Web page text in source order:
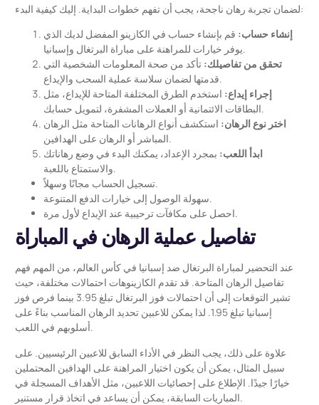
لضمان تجربة رهان ناجحة، يجب أن تفهم خطوات البداية. إليك كيفية البدء:
إنشاء حساب: قم بإنشاء حساب في الكازينو المفضل لديك الذي
يوفر خيارات للمراهنة على مباراة البرتغال وإسبانيا.
تحقق من تفاصيلك: تأكد من صحة المعلومات الشخصية التي
قدمتها لضمان سلاسة عملية السحب والإيداع.
إجراء إيداع: استخدم الطرق المختلفة المتاحة للإيداع، مثل
البطاقات الائتمانية أو العملات المشفرة، لتمويل حسابك.
اختر نوع الرهان: استكشف أنواع الرهانات المتاحة مثل الرهان
المباشر أو الرهان على الهدافين.
ابدأ اللعب: بمجرد الإعداد، يمكنك البدء في وضع رهاناتك
والاستمتاع باللعبة.
تسجيل الحساب مجانًا وسهلاً.
سهولة الوصول إلى خيارات الدفع المتنوعة.
احصل على مكافآت ترحيبية عند الإيداع لأول مرة.
تفاصيل عملية الرهان في المباراة
عند التحضير لمباراة البرتغال ضد إسبانيا في كأس العالم، من المهم فهم
تفاصيل الرهان المتاحة. قد تقدم الكازينوهات احتمالات مختلفة، حيث
تشير التوقعات إلى أن احتمالات فوز البرتغال تبلغ 3.95 بينما فرص فوز
إسبانيا تبلغ 1.95. لذا يمكن للاعبين تحديد الرهان المناسب بناءً على
أسلوبهم في اللعب.
علاوة على ذلك، يجب النظر في الأداء السابق للاعبين الرئيسيين. على
سبيل المثال، يمكن أن يكون اختيار المراهنة على الهدافين المحتملين
خيارًا جيدًا. الإطلاع على إحصائيات اللاعبين، مثل الأهداف المسجلة في
المباريات السابقة، يمكن أن يساعد في اتخاذ قرار مستنير.